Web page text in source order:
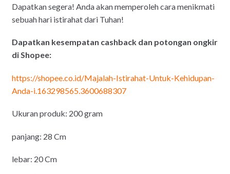
Dapatkan segera! Anda akan memperoleh cara menikmati
sebuah hari istirahat dari Tuhan!
Dapatkan kesempatan cashback dan potongan ongkir
di Shopee:
https://shopee.co.id/Majalah-Istirahat-Untuk-Kehidupan-
Anda-i.163298565.3600688307
Ukuran produk: 200 gram
panjang: 28 Cm
lebar: 20 Cm